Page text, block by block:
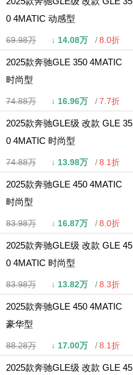
0 4MATIC 动感型
69.98万 ↓ 14.08万 8.0折
2025款奔驰GLE 350 4MATIC
时尚型
74.88万 ↓ 16.96万 7.7折
2025款奔驰GLE级 改款 GLE 35
0 4MATIC 时尚型
74.88万 ↓ 13.98万 8.1折
2025款奔驰GLE 450 4MATIC
时尚型
83.98万 ↓ 16.87万 8.0折
2025款奔驰GLE级 改款 GLE 45
0 4MATIC 时尚型
83.98万 ↓ 13.82万 8.3折
2025款奔驰GLE 450 4MATIC
豪华型
88.28万 ↓ 17.00万 8.1折
2025款奔驰GLE级 改款 GLE 45